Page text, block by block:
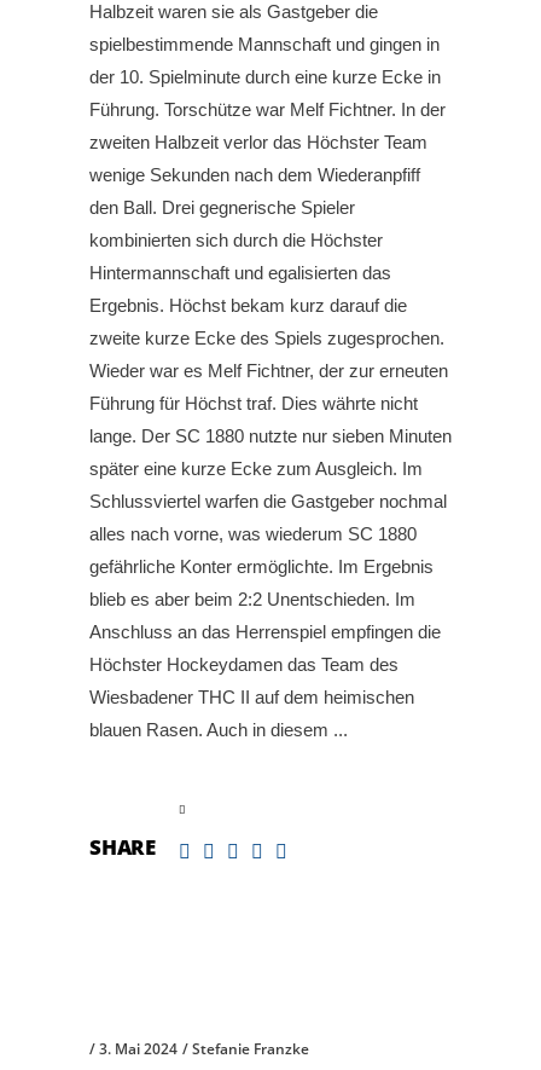
Halbzeit waren sie als Gastgeber die
spielbestimmende Mannschaft und gingen in
der 10. Spielminute durch eine kurze Ecke in
Führung. Torschütze war Melf Fichtner. In der
zweiten Halbzeit verlor das Höchster Team
wenige Sekunden nach dem Wiederanpfiff
den Ball. Drei gegnerische Spieler
kombinierten sich durch die Höchster
Hintermannschaft und egalisierten das
Ergebnis. Höchst bekam kurz darauf die
zweite kurze Ecke des Spiels zugesprochen.
Wieder war es Melf Fichtner, der zur erneuten
Führung für Höchst traf. Dies währte nicht
lange. Der SC 1880 nutzte nur sieben Minuten
später eine kurze Ecke zum Ausgleich. Im
Schlussviertel warfen die Gastgeber nochmal
alles nach vorne, was wiederum SC 1880
gefährliche Konter ermöglichte. Im Ergebnis
blieb es aber beim 2:2 Unentschieden. Im
Anschluss an das Herrenspiel empfingen die
Höchster Hockeydamen das Team des
Wiesbadener THC II auf dem heimischen
blauen Rasen. Auch in diesem
SHARE
3. Mai 2024
Stefanie Franzke